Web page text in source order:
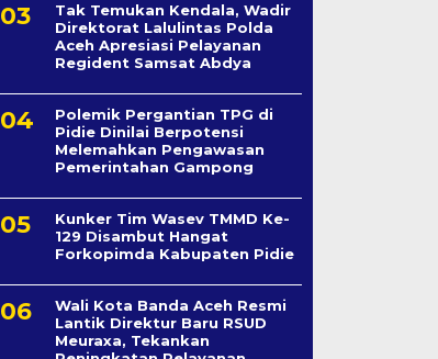
Tak Temukan Kendala, Wadir
Direktorat Lalulintas Polda
Aceh Apresiasi Pelayanan
Regident Samsat Abdya
Polemik Pergantian TPG di
Pidie Dinilai Berpotensi
Melemahkan Pengawasan
Pemerintahan Gampong
Kunker Tim Wasev TMMD Ke-
129 Disambut Hangat
Forkopimda Kabupaten Pidie
Wali Kota Banda Aceh Resmi
Lantik Direktur Baru RSUD
Meuraxa, Tekankan